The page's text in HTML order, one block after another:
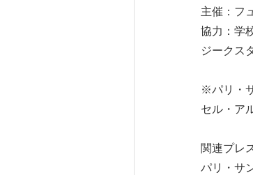
主催：フ
協力：学
ジークス
※パリ・
セル・ア
関連プレ
パリ・サ